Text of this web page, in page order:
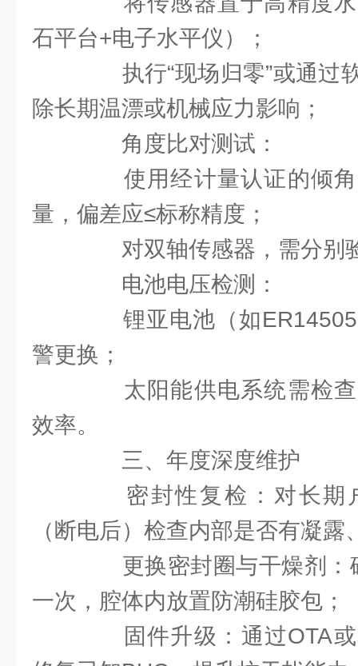
石平台+电子水平仪）；
执行“现场归零”或通过
除长期温漂或机械应力影响；
角度比对测试：
使用经计量认证的倾角
量，偏差应≤标称精度；
对双轴传感器，需分别
电池电压检测：
锂亚电池（如ER14505
警更换；
太阳能供电系统需检查
效率。
三、年度深度维护
密封性复检：对长期
（断电后）检查内部是否有凝
更换密封圈与干燥剂：
一次，腔体内放置防潮硅胶包；
固件升级：通过OTA或